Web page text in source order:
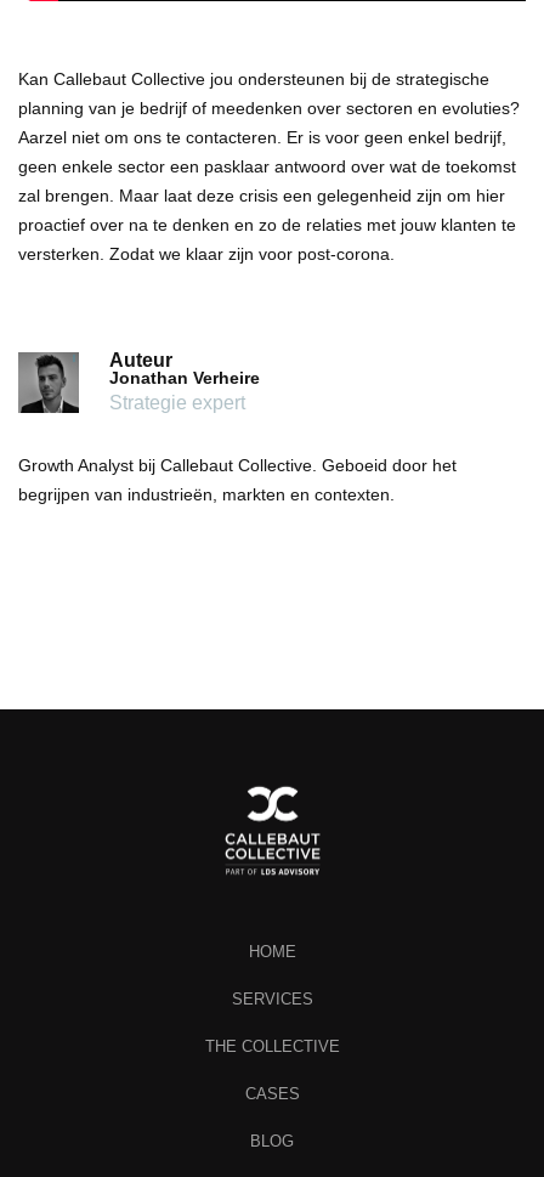
Kan Callebaut Collective jou ondersteunen bij de strategische
planning van je bedrijf of meedenken over sectoren en evoluties?
Aarzel niet om ons te contacteren. Er is voor geen enkel bedrijf,
geen enkele sector een pasklaar antwoord over wat de toekomst
zal brengen. Maar laat deze crisis een gelegenheid zijn om hier
proactief over na te denken en zo de relaties met jouw klanten te
versterken. Zodat we klaar zijn voor post-corona.
Auteur
Jonathan Verheire
Strategie expert
Growth Analyst bij Callebaut Collective. Geboeid door het
begrijpen van industrieën, markten en contexten.
HOME
SERVICES
THE COLLECTIVE
CASES
BLOG